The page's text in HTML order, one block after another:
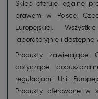
Sklep oferuje legalne
prawem w Polsce,
Europejskiej.
laboratoryjnie i dostępne
Produkty zawierające
dotyczące
regulacjami Unii
Produkty oferowane w